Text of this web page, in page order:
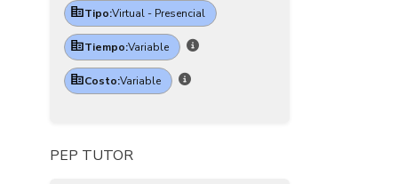
Tipo:Virtual - Presencial
Tiempo:Variable
Costo:Variable
PEP TUTOR